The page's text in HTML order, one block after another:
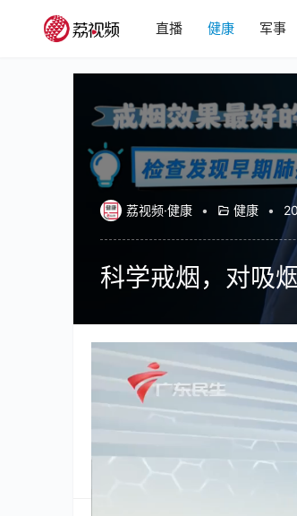
直播 健康 军事
荔视频·健康 • 健康 •
科学戒烟，对吸
00:00 / 02:23
健康 最紧要健康